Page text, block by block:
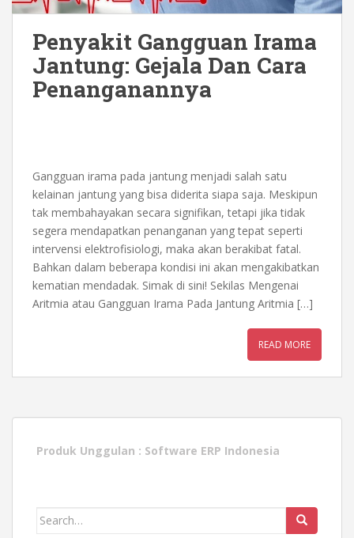
Penyakit Gangguan Irama
Jantung: Gejala Dan Cara
Penanganannya
Gangguan irama pada jantung menjadi salah satu
kelainan jantung yang bisa diderita siapa saja. Meskipun
tak membahayakan secara signifikan, tetapi jika tidak
segera mendapatkan penanganan yang tepat seperti
intervensi elektrofisiologi, maka akan berakibat fatal.
Bahkan dalam beberapa kondisi ini akan mengakibatkan
kematian mendadak. Simak di sini! Sekilas Mengenai
Aritmia atau Gangguan Irama Pada Jantung Aritmia […]
READ MORE
Produk Unggulan : Software ERP Indonesia
Search